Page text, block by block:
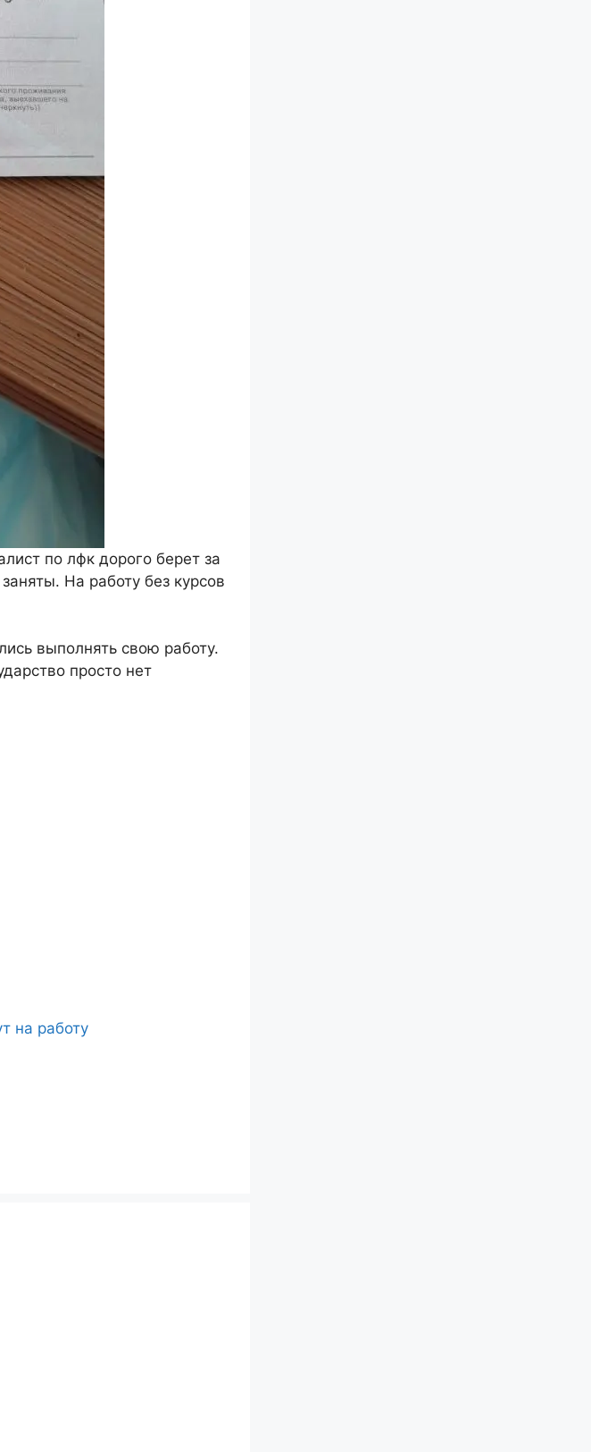
по лфк дорого берет за
На работу без курсов
выполнять свою работу.
просто нет
на работу